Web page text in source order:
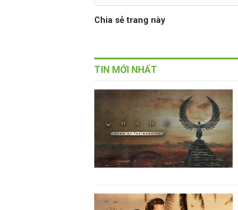
Chia sẻ trang này
TIN MỚI NHẤT